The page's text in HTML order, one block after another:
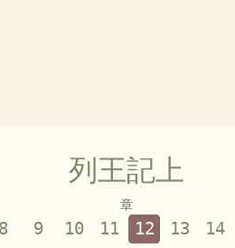
列王記上
章
8 9 10 11 12 13 14